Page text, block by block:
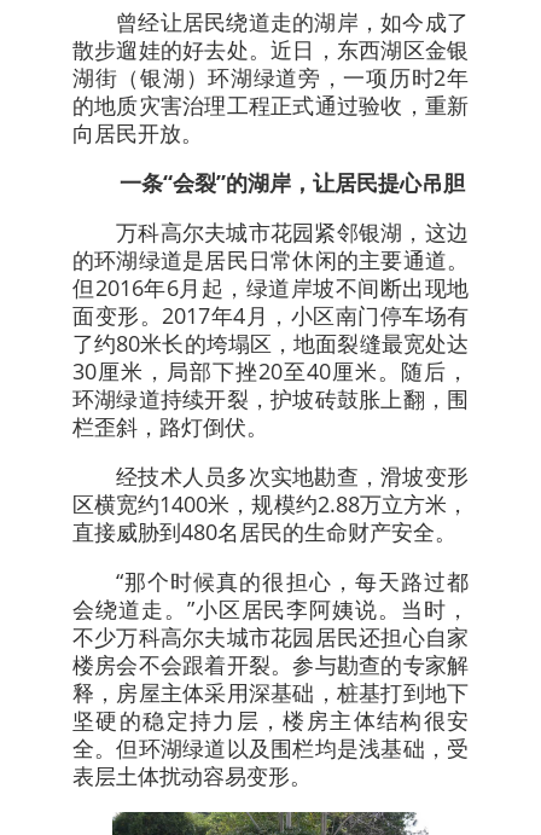
曾经让居民绕道走的湖岸，如今成了
散步遛娃的好去处。近日，东西湖区金银
湖街（银湖）环湖绿道旁，一项历时2年
的地质灾害治理工程正式通过验收，重新
向居民开放。
一条“会裂”的湖岸，让居民提心吊胆
万科高尔夫城市花园紧邻银湖，这边
的环湖绿道是居民日常休闲的主要通道。
但2016年6月起，绿道岸坡不间断出现地
面变形。2017年4月，小区南门停车场有
了约80米长的垮塌区，地面裂缝最宽处达
30厘米，局部下挫20至40厘米。随后，
环湖绿道持续开裂，护坡砖鼓胀上翻，围
栏歪斜，路灯倒伏。
经技术人员多次实地勘查，滑坡变形
区横宽约1400米，规模约2.88万立方米，
直接威胁到480名居民的生命财产安全。
“那个时候真的很担心，每天路过都
会绕道走。”小区居民李阿姨说。当时，
不少万科高尔夫城市花园居民还担心自家
楼房会不会跟着开裂。参与勘查的专家解
释，房屋主体采用深基础，桩基打到地下
坚硬的稳定持力层，楼房主体结构很安
全。但环湖绿道以及围栏均是浅基础，受
表层土体扰动容易变形。